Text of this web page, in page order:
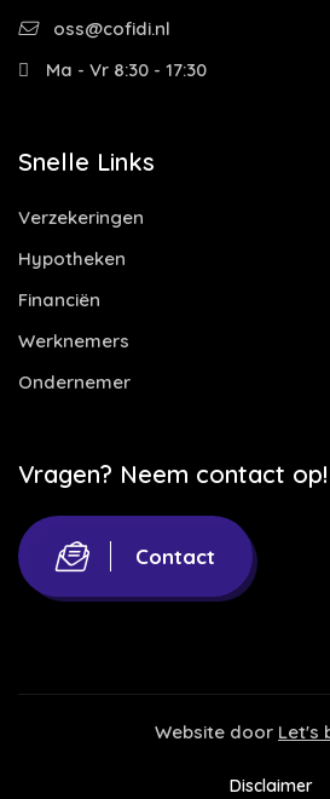
oss@cofidi.nl
Ma - Vr 8:30 - 17:30
Snelle Links
Verzekeringen
Hypotheken
Financiën
Werknemers
Ondernemer
Vragen? Neem contact op!
Contact
Website door Let's
Disclaimer